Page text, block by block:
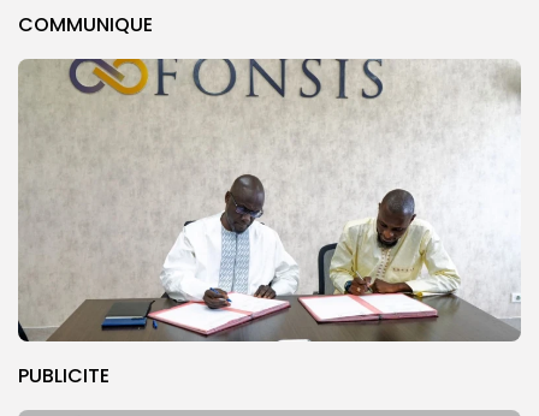
COMMUNIQUE
PUBLICITE